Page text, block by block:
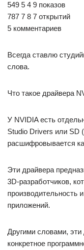
549 5 4 9 показов
787 7 8 7 открытий
5 комментариев
Всегда ставлю
слова.
Что такое драйвера
У NVIDIA есть
Studio Drivers или SD
расшифровывается
Эти драйвера
3D-разработчиков,
производительность
приложений.
Другими словами,
конкретное